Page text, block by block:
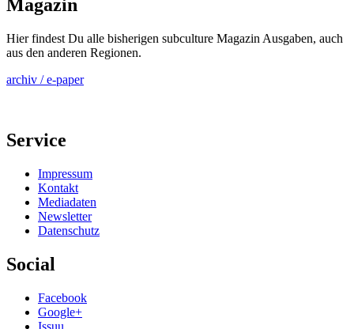
Magazin
Hier findest Du alle bisherigen subculture Magazin Ausgaben, auch
aus den anderen Regionen.
archiv / e-paper
Service
Impressum
Kontakt
Mediadaten
Newsletter
Datenschutz
Social
Facebook
Google+
Issuu